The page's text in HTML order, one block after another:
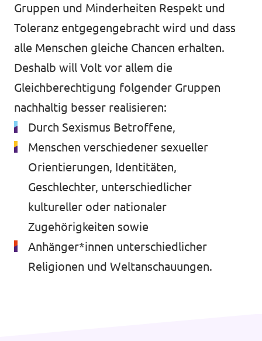
unf*ck berlin
Datenschutz
Transparenz
Gruppen und Minderheiten Respekt und
Toleranz entgegengebracht wird und dass
alle Menschen gleiche Chancen erhalten.
Deshalb will Volt vor allem die
Gleichberechtigung folgender Gruppen
nachhaltig besser realisieren:
Durch Sexismus Betroffene,
Menschen verschiedener sexueller
Orientierungen, Identitäten,
Geschlechter, unterschiedlicher
kultureller oder nationaler
Zugehörigkeiten sowie
Anhänger*innen unterschiedlicher
Religionen und Weltanschauungen.